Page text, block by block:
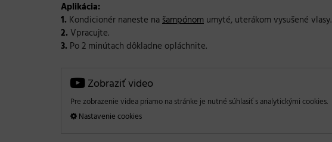
Aplikácia:
1. Kondicionér naneste našampónom umyté, uterákom vysušené vlasy.
2. Vpracujte.
3. Po 2 minútach dôkladne opláchnite.
Zobraziť video
Pre zobrazenie videa priamo na stránke je nutné súhlasiť s analytickými cookies.
Nastavenie cookies